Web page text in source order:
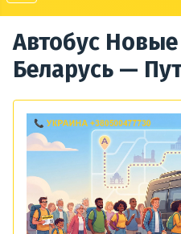
Автобус
Беларусь —